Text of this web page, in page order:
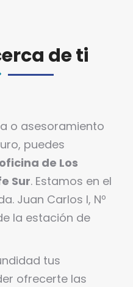
de ti
o asesoramiento
puedes
de Los
Sur. Estamos en el
Juan Carlos I, Nº
la estación de
tus
ofrecerte las